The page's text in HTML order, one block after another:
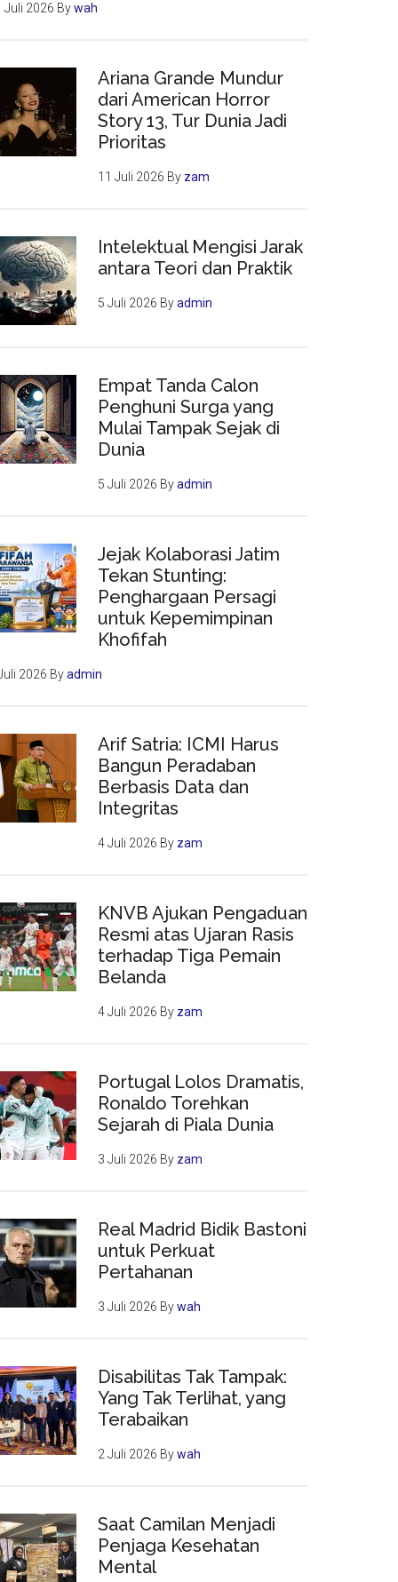
Juli 2026 Bywah
Ariana Grande Mundur
dari American Horror
Story 13, Tur Dunia Jadi
Prioritas
11 Juli 2026 By zam
Intelektual Mengisi Jarak
antara Teori dan Praktik
5 Juli 2026 Byadmin
Empat Tanda Calon
Penghuni Surga yang
Mulai Tampak Sejak di
Dunia
5 Juli 2026 Byadmin
Jejak Kolaborasi Jatim
Tekan Stunting:
Penghargaan Persagi
untuk Kepemimpinan
Khofifah
2026 Byadmin
Arif Satria: ICMI Harus
Bangun Peradaban
Berbasis Data dan
Integritas
4 Juli 2026 By zam
KNVB Ajukan Pengaduan
Resmi atas Ujaran Rasis
terhadap Tiga Pemain
Belanda
4 Juli 2026 By zam
Portugal Lolos Dramatis,
Ronaldo Torehkan
Sejarah di Piala Dunia
3 Juli 2026 By zam
Real Madrid Bidik Bastoni
untuk Perkuat
Pertahanan
3 Juli 2026 Bywah
Disabilitas Tak Tampak:
Yang Tak Terlihat, yang
Terabaikan
2 Juli 2026 Bywah
Saat Camilan Menjadi
Penjaga Kesehatan
Mental